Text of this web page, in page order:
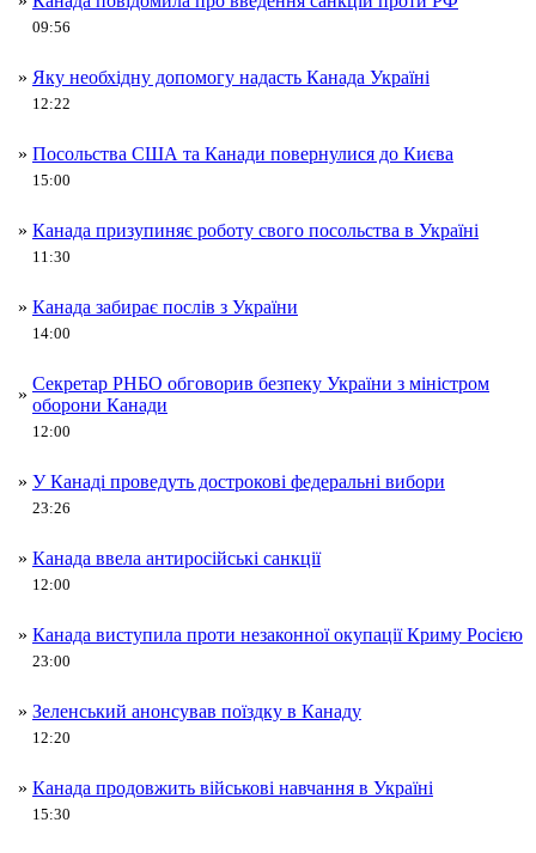
09:56
» Яку необхідну допомогу надасть Канада Україні
12:22
» Посольства США та Канади повернулися до Києва
15:00
» Канада призупиняє роботу свого посольства в Україні
11:30
» Канада забирає послів з України
14:00
»
Секретар РНБО обговорив безпеку України з міністром
оборони Канади
12:00
» У Канаді проведуть дострокові федеральні вибори
23:26
» Канада ввела антиросійські санкції
12:00
» Канада виступила проти незаконної окупації Криму Росією
23:00
» Зеленський анонсував поїздку в Канаду
12:20
» Канада продовжить військові навчання в Україні
15:30